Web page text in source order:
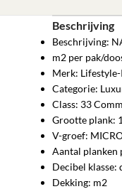
Beschrijving
Beschrijving:
m2 per pak/
Merk:
Categorie:
Class: 33
Grootte plank:
V-groef:
Aantal planken
Decibel klasse:
Dekking: m2